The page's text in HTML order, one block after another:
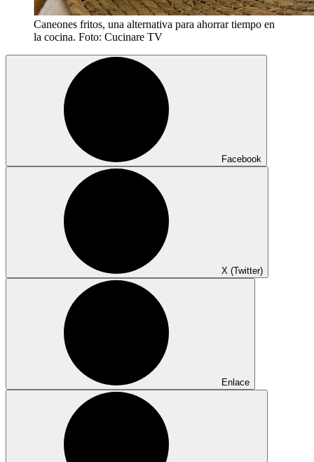
Caneones fritos, una alternativa para ahorrar tiempo en
la cocina. Foto: Cucinare TV
Facebook
X (Twitter)
Enlace